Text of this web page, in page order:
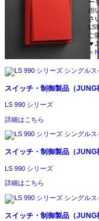
ー
担
さ
ご
＜
スイッチ・制御製品（JUNG
LS 990 シリーズ
詳細はこちら
スイッチ・制御製品（JUNG
LS 990 シリーズ
詳細はこちら
スイッチ・制御製品（JUNG